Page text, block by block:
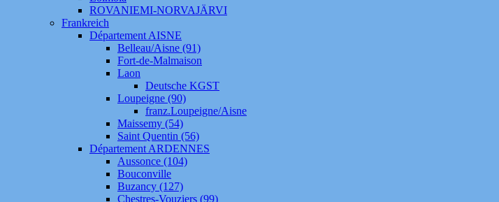
ROVANIEMI-NORVAJÄRVI
Frankreich
Département AISNE
Belleau/Aisne (91)
Fort-de-Malmaison
Laon
Deutsche KGST
Loupeigne (90)
franz.Loupeigne/Aisne
Maissemy (54)
Saint Quentin (56)
Département ARDENNES
Aussonce (104)
Bouconville
Buzancy (127)
Chestres-Vouziers (99)